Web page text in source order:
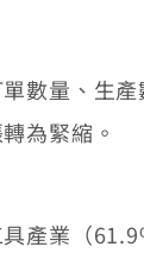
量、生產
為緊縮。
業（